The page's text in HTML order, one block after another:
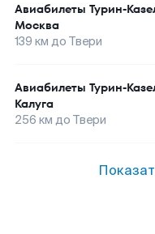
Авиабилеты Турин-
Москва
139 км до Твери
Авиабилеты Турин-
Калуга
256 км до Твери